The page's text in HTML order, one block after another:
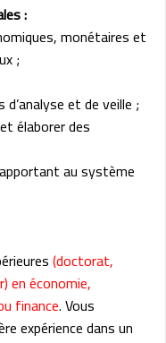
:
monétaires et
;
et de veille ;
élaborer des
au système
(doctorat,
en économie,
finance. Vous
expérience dans un